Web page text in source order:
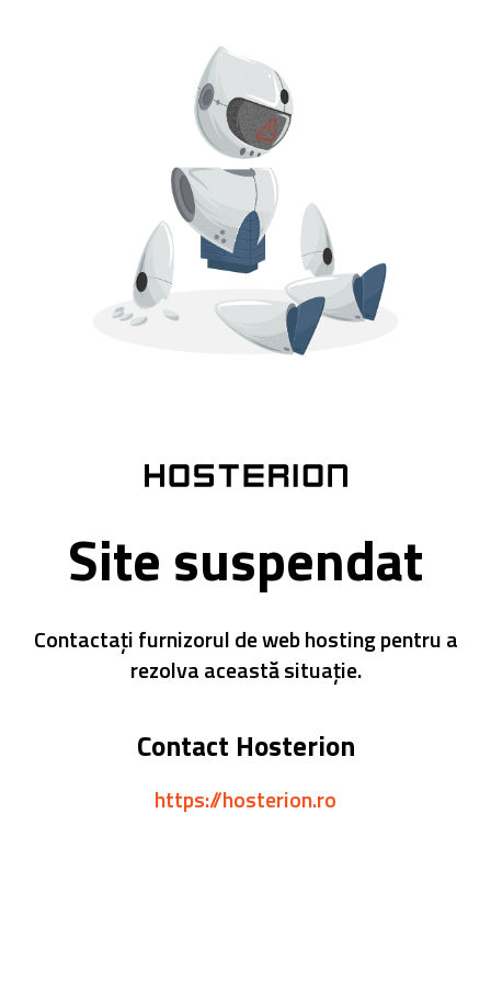
Site suspendat
Contactați furnizorul de web hosting pentru a
rezolva această situație.
Contact Hosterion
https://hosterion.ro